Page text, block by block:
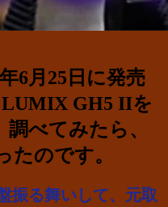
6月25日に発売
LUMIX GH5 IIを
べてみたら、
のです。
振る舞いして、元取